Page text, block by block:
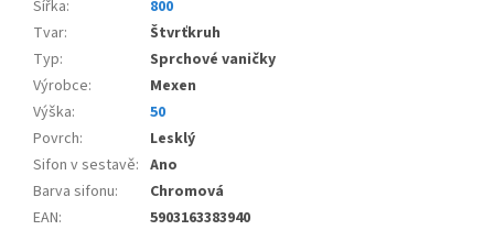
Šířka:
800
Tvar:
Štvrťkruh
Typ:
Sprchové vaničky
Výrobce:
Mexen
Výška:
50
Povrch:
Lesklý
Sifon v sestavě: Ano
Barva sifonu:
Chromová
EAN: 5903163383940